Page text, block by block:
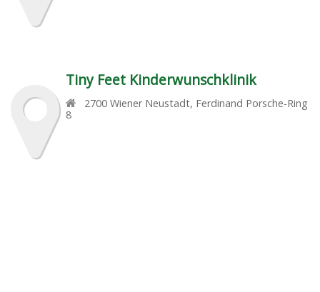
Tiny Feet Kinderwunschklinik
2700 Wiener Neustadt, Ferdinand Porsche-Ring
8